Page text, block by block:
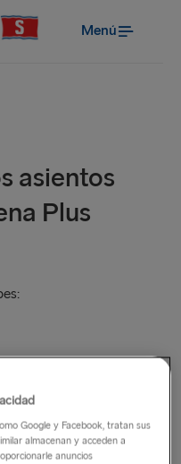
Menú
asientos
Plus
Flexi o
el momento de hacer
Google y Facebook, tratan sus
almacenan y acceden a
anuncios